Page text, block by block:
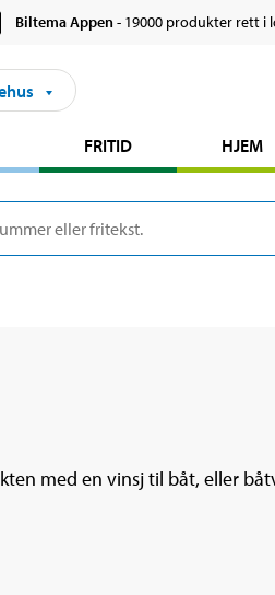
Biltema Appen- 19000 produkter rett i
FRITID HJEM
med en vinsj til båt, eller